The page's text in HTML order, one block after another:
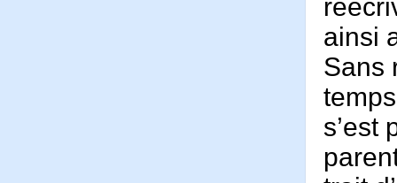
ainsi
Sans
s’est